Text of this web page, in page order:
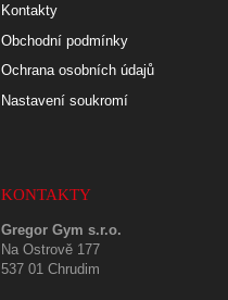
Kontakty
Obchodní podmínky
Ochrana osobních údajů
Nastavení soukromí
KONTAKTY
Gregor Gym s.r.o.
Na Ostrově 177
537 01 Chrudim